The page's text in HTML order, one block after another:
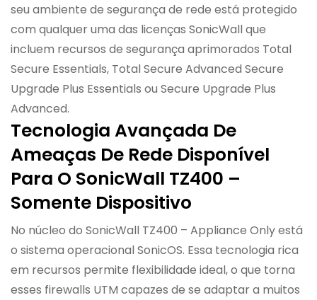
seu ambiente de segurança de rede está protegido
com qualquer uma das licenças SonicWall que
incluem recursos de segurança aprimorados Total
Secure Essentials, Total Secure Advanced Secure
Upgrade Plus Essentials ou Secure Upgrade Plus
Advanced.
Tecnologia Avançada De
Ameaças De Rede Disponível
Para O SonicWall TZ400 –
Somente Dispositivo
No núcleo do SonicWall TZ400 – Appliance Only está
o sistema operacional SonicOS. Essa tecnologia rica
em recursos permite flexibilidade ideal, o que torna
esses firewalls UTM capazes de se adaptar a muitos